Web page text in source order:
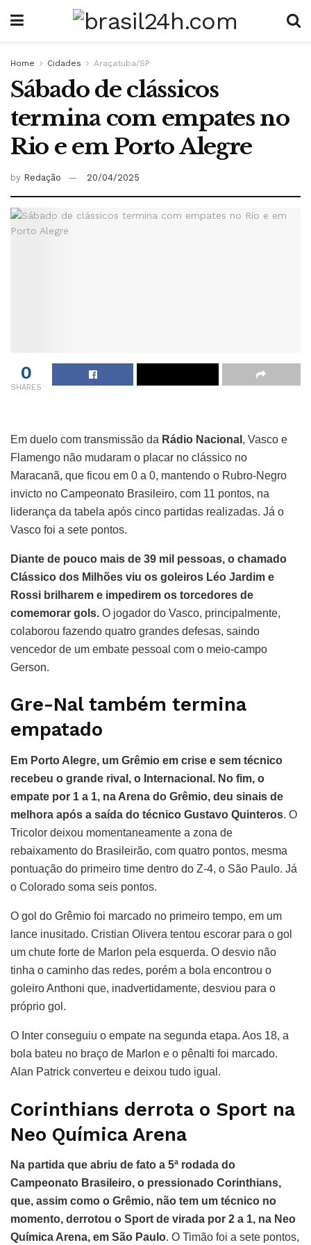
Home Cidades Araçatuba/SP
Sábado de clássicos
termina com empates no
Rio e em Porto Alegre
by Redação 20/04/2025
0
SHARES
Em duelo com transmissão da Rádio Nacional , Vasco e
Flamengo não mudaram o placar no clássico no
Maracanã, que ficou em 0 a 0, mantendo o Rubro-Negro
invicto no Campeonato Brasileiro, com 11 pontos, na
liderança da tabela após cinco partidas realizadas. Já o
Vasco foi a sete pontos.
Diante de pouco mais de 39 mil pessoas, o chamado
Clássico dos Milhões viu os goleiros Léo Jardim e
Rossi brilharem e impedirem os torcedores de
comemorar gols. O jogador do Vasco, principalmente,
colaborou fazendo quatro grandes defesas, saindo
vencedor de um embate pessoal com o meio-campo
Gerson.
Gre-Nal também termina
empatado
Em Porto Alegre, um Grêmio em crise e sem técnico
recebeu o grande rival, o Internacional. No fim, o
empate por 1 a 1, na Arena do Grêmio, deu sinais de
melhora após a saída do técnico Gustavo Quinteros. O
Tricolor deixou momentaneamente a zona de
rebaixamento do Brasileirão, com quatro pontos, mesma
pontuação do primeiro time dentro do Z-4, o São Paulo. Já
o Colorado soma seis pontos.
O gol do Grêmio foi marcado no primeiro tempo, em um
lance inusitado. Cristian Olivera tentou escorar para o gol
um chute forte de Marlon pela esquerda. O desvio não
tinha o caminho das redes, porém a bola encontrou o
goleiro Anthoni que, inadvertidamente, desviou para o
próprio gol.
O Inter conseguiu o empate na segunda etapa. Aos 18, a
bola bateu no braço de Marlon e o pênalti foi marcado.
Alan Patrick converteu e deixou tudo igual.
Corinthians derrota o Sport na
Neo Química Arena
Na partida que abriu de fato a 5ª rodada do
Campeonato Brasileiro, o pressionado Corinthians,
que, assim como o Grêmio, não tem um técnico no
momento, derrotou o Sport de virada por 2 a 1, na Neo
Química Arena, em São Paulo. O Timão foi a sete pontos,